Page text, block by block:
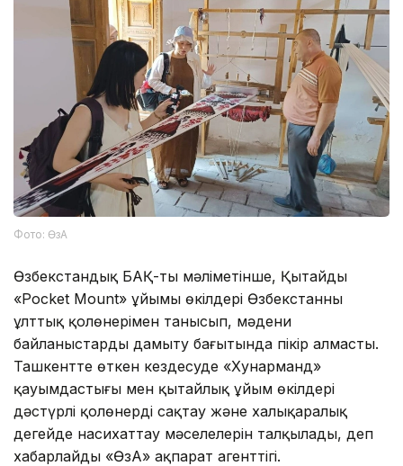
Фото: ӨзА
Өзбекстандық БАҚ-тың мәліметінше, Қытайдың
«Pocket Mount» ұйымы өкілдері Өзбекстанның
ұлттық қолөнерімен танысып, мәдени
байланыстарды дамыту бағытында пікір алмасты.
Ташкентте өткен кездесуде «Хунарманд»
қауымдастығы мен қытайлық ұйым өкілдері
дәстүрлі қолөнерді сақтау және халықаралық
деңгейде насихаттау мәселелерін талқылады, деп
хабарлайды «ӨзА» ақпарат агенттігі.